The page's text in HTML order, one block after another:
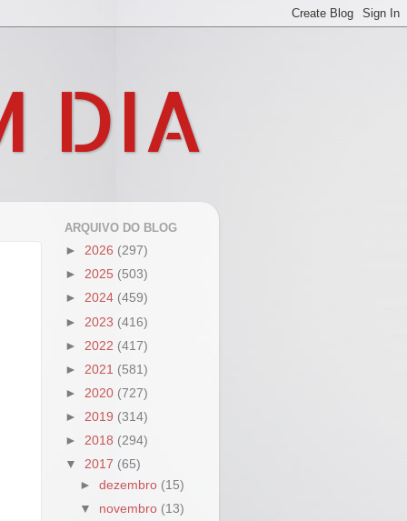
DIA
ARQUIVO DO BLOG
► 2026 (297)
► 2025 (503)
► 2024 (459)
► 2023 (416)
► 2022 (417)
► 2021 (581)
► 2020 (727)
► 2019 (314)
► 2018 (294)
▼ 2017 (65)
►dezembro (15)
▼ novembro (13)